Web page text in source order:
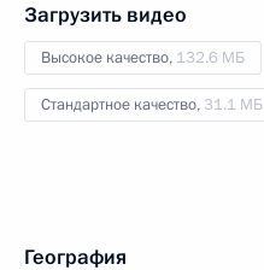
Загрузить видео
Высокое качество, 132.6 МБ
Стандартное качество, 31.1 МБ
География